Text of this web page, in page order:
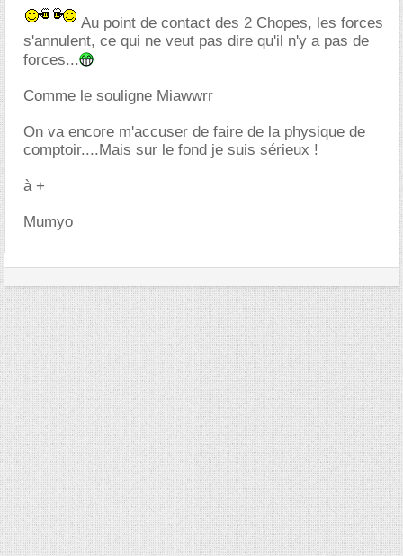
Au point de contact des 2 Chopes, les forces
s'annulent, ce qui ne veut pas dire qu'il n'y a pas de
forces...
Comme le souligne Miawwrr
On va encore m'accuser de faire de la physique de
comptoir....Mais sur le fond je suis sérieux !
à +
Mumyo